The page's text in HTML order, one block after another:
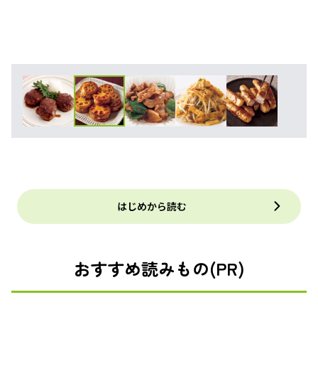
はじめから読む
おすすめ読みもの(PR)